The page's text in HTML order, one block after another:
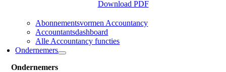
Download PDF
Abonnementsvormen Accountancy
Accountantsdashboard
Alle Accountancy functies
Ondernemers
Ondernemers